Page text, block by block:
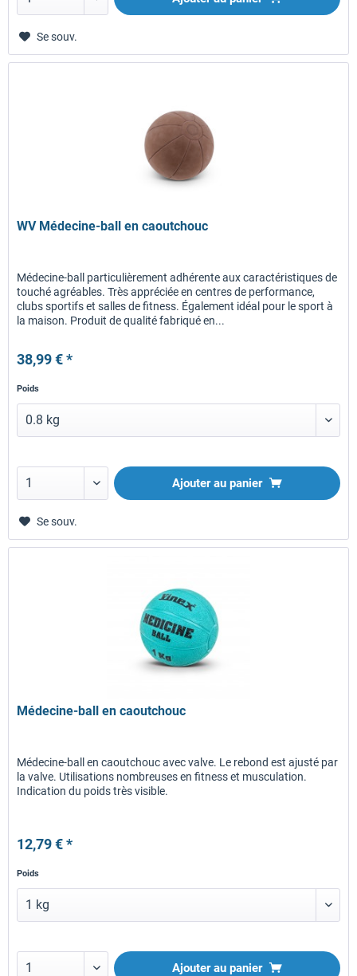
Se souv.
WV Médecine-ball en caoutchouc
Médecine-ball particulièrement adhérente aux caractéristiques de
touché agréables. Très appréciée en centres de performance,
clubs sportifs et salles de fitness. Également idéal pour le sport à
la maison. Produit de qualité fabriqué en...
38,99 € *
Poids
Ajouter au panier
Se souv.
Médecine-ball en caoutchouc
Médecine-ball en caoutchouc avec valve. Le rebond est ajusté par
la valve. Utilisations nombreuses en fitness et musculation.
Indication du poids très visible.
12,79 € *
Poids
Ajouter au panier